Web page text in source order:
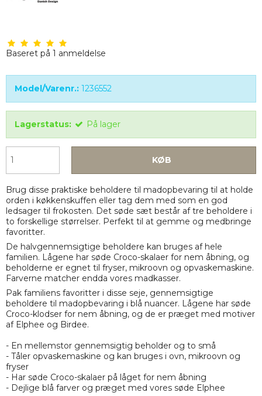
Baseret på 1 anmeldelse
Model/Varenr.: 1236552
Lagerstatus: På lager
KØB
Brug disse praktiske beholdere til madopbevaring til at holde
orden i køkkenskuffen eller tag dem med som en god
ledsager til frokosten. Det søde sæt består af tre beholdere i
to forskellige størrelser. Perfekt til at gemme og medbringe
favoritter.
De halvgennemsigtige beholdere kan bruges af hele
familien. Lågene har søde Croco-skalaer for nem åbning, og
beholderne er egnet til fryser, mikroovn og opvaskemaskine.
Farverne matcher endda vores madkasser.
Pak familiens favoritter i disse seje, gennemsigtige
beholdere til madopbevaring i blå nuancer. Lågene har søde
Croco-klodser for nem åbning, og de er præget med motiver
af Elphee og Birdee.
- En mellemstor gennemsigtig beholder og to små
- Tåler opvaskemaskine og kan bruges i ovn, mikroovn og
fryser
- Har søde Croco-skalaer på låget for nem åbning
- Dejlige blå farver og præget med vores søde Elphee